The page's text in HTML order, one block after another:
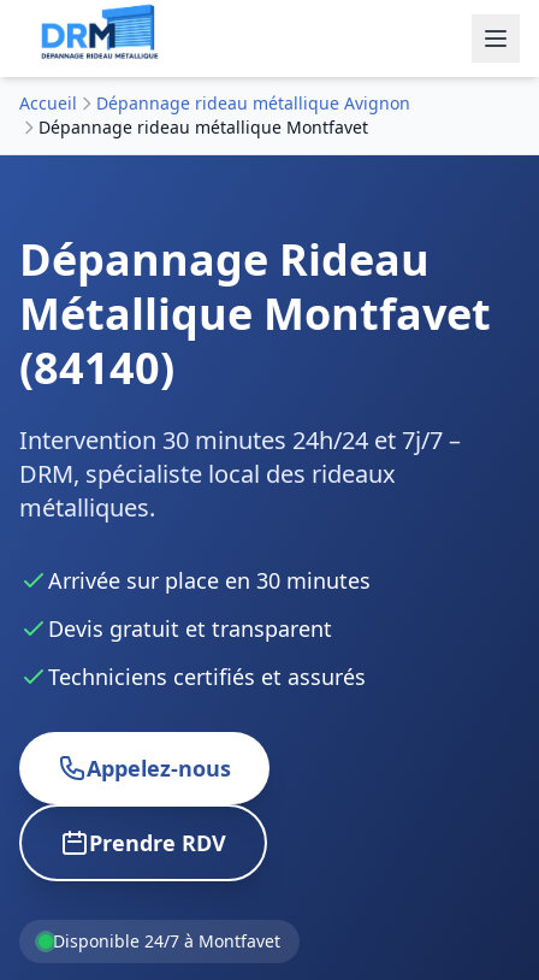
Accueil
Dépannage rideau métallique Avignon
Dépannage rideau métallique Montfavet
Dépannage Rideau
Métallique Montfavet
(84140)
Intervention 30 minutes 24h/24 et 7j/7 –
DRM, spécialiste local des rideaux
métalliques.
Arrivée sur place en 30 minutes
Devis gratuit et transparent
Techniciens certifiés et assurés
Appelez-nous
Prendre RDV
Disponible 24/7 à Montfavet